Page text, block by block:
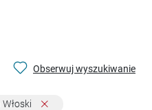
Obserwuj wyszukiwanie
Włoski